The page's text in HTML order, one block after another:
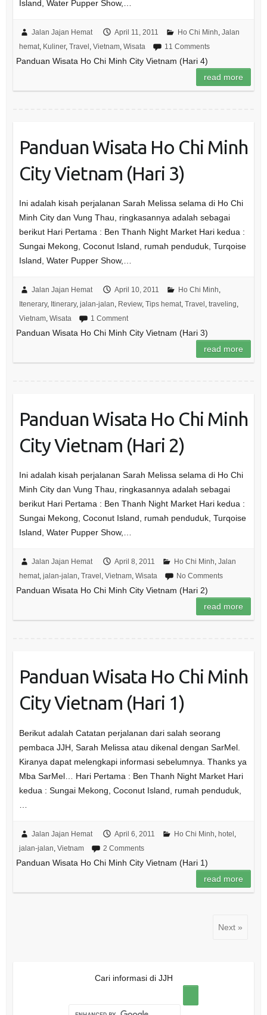
Island, Water Pupper Show,…
Jalan Jajan Hemat April 11, 2011 Ho Chi Minh, Jalan
hemat, Kuliner, Travel , Vietnam, Wisata 11 Comments
Panduan Wisata Ho Chi Minh City Vietnam (Hari 4)
read more
Panduan Wisata Ho Chi Minh
City Vietnam (Hari 3)
Ini adalah kisah perjalanan Sarah Melissa selama di Ho Chi
Minh City dan Vung Thau, ringkasannya adalah sebagai
berikut Hari Pertama : Ben Thanh Night Market Hari kedua :
Sungai Mekong, Coconut Island, rumah penduduk, Turqoise
Island, Water Pupper Show,…
Jalan Jajan Hemat April 10, 2011 Ho Chi Minh,
Itenerary, Itinerary, jalan-jalan, Review, Tips hemat, Travel , traveling,
Vietnam, Wisata 1 Comment
Panduan Wisata Ho Chi Minh City Vietnam (Hari 3)
read more
Panduan Wisata Ho Chi Minh
City Vietnam (Hari 2)
Ini adalah kisah perjalanan Sarah Melissa selama di Ho Chi
Minh City dan Vung Thau, ringkasannya adalah sebagai
berikut Hari Pertama : Ben Thanh Night Market Hari kedua :
Sungai Mekong, Coconut Island, rumah penduduk, Turqoise
Island, Water Pupper Show,…
Jalan Jajan Hemat April 8, 2011 Ho Chi Minh, Jalan
hemat, jalan-jalan, Travel , Vietnam, Wisata No Comments
Panduan Wisata Ho Chi Minh City Vietnam (Hari 2)
read more
Panduan Wisata Ho Chi Minh
City Vietnam (Hari 1)
Berikut adalah Catatan perjalanan dari salah seorang
pembaca JJH, Sarah Melissa atau dikenal dengan SarMel.
Kiranya dapat melengkapi informasi sebelumnya. Thanks ya
Mba SarMel… Hari Pertama : Ben Thanh Night Market Hari
kedua : Sungai Mekong, Coconut Island, rumah penduduk,
Jalan Jajan Hemat April 6, 2011 Ho Chi Minh hotel
jalan-jalan Vietnam 2 Comments
Panduan Wisata Ho Chi Minh City Vietnam (Hari 1)
read more
Next »
Cari informasi di JJH